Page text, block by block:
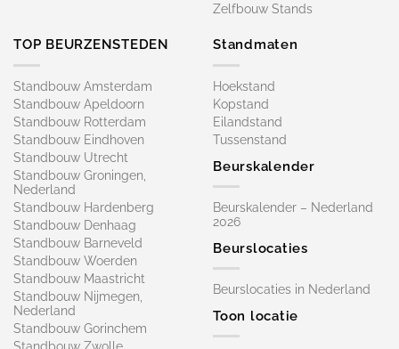
Zelfbouw Stands
TOP BEURZENSTEDEN
Standbouw Amsterdam
Standbouw Apeldoorn
Standbouw Rotterdam
Standbouw Eindhoven
Standbouw Utrecht
Standbouw Groningen,
Nederland
Standbouw Hardenberg
Standbouw Denhaag
Standbouw Barneveld
Standbouw Woerden
Standbouw Maastricht
Standbouw Nijmegen,
Nederland
Standbouw Gorinchem
Standbouw Zwolle
Standmaten
Hoekstand
Kopstand
Eilandstand
Tussenstand
Beurskalender
Beurskalender – Nederland
2026
Beurslocaties
Beurslocaties in Nederland
Toon locatie